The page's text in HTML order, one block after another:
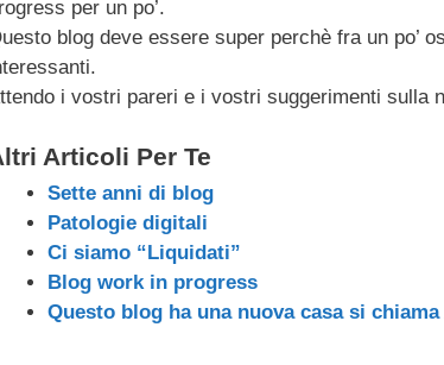
b
o
o
d
s
n
m p
p
di
per un po’.
blog deve essere super perchè fra un po’
i vostri pareri e i vostri suggerimenti sulla
Articoli Per Te
Sette anni di blog
Patologie digitali
Ci siamo “Liquidati”
Blog work in progress
Questo blog ha una nuova casa si